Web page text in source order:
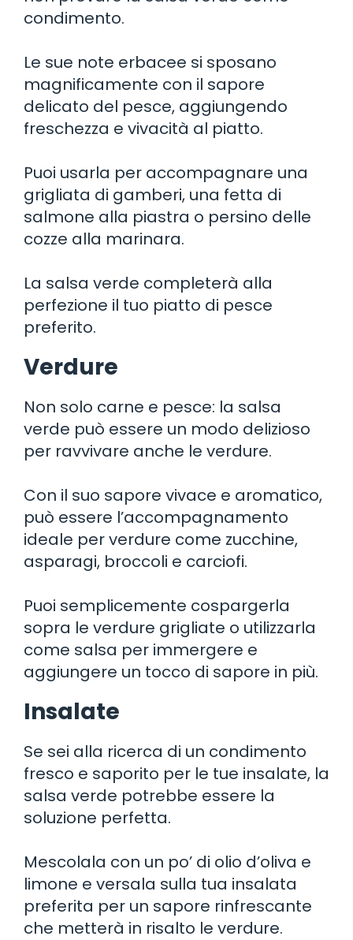
condimento.
Le sue note erbacee si sposano
magnificamente con il sapore
delicato del pesce, aggiungendo
freschezza e vivacità al piatto.
Puoi usarla per accompagnare una
grigliata di gamberi, una fetta di
salmone alla piastra o persino delle
cozze alla marinara.
La salsa verde completerà alla
perfezione il tuo piatto di pesce
preferito.
Verdure
Non solo carne e pesce: la salsa
verde può essere un modo delizioso
per ravvivare anche le verdure.
Con il suo sapore vivace e aromatico,
può essere l’accompagnamento
ideale per verdure come zucchine,
asparagi, broccoli e carciofi.
Puoi semplicemente cospargerla
sopra le verdure grigliate o utilizzarla
come salsa per immergere e
aggiungere un tocco di sapore in più.
Insalate
Se sei alla ricerca di un condimento
fresco e saporito per le tue insalate, la
salsa verde potrebbe essere la
soluzione perfetta.
Mescolala con un po’ di olio d’oliva e
limone e versala sulla tua insalata
preferita per un sapore rinfrescante
che metterà in risalto le verdure.